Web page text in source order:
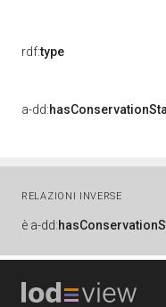
rdf:type
a-dd:
RELAZIONI INVERSE
è a-dd: